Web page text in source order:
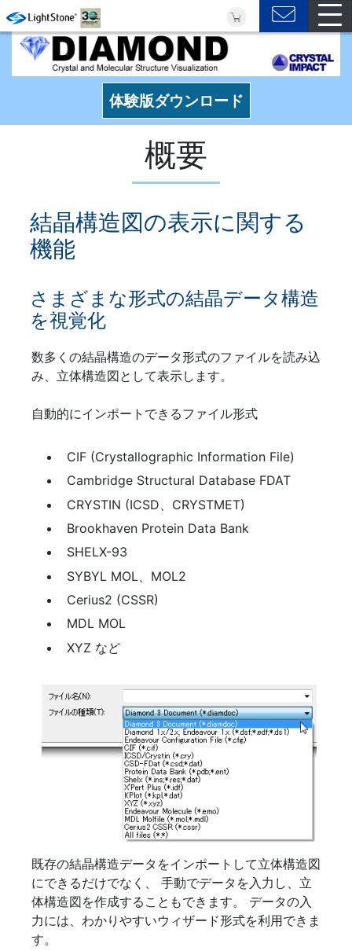
体験版ダウンロード
概要
結晶構造図の表示に関する
機能
さまざまな形式の結晶データ構造
を視覚化
数多くの結晶構造のデータ形式のファイルを読み込
み、立体構造図として表示します。
自動的にインポートできるファイル形式
CIF (Crystallographic Information File)
Cambridge Structural Database FDAT
CRYSTIN (ICSD、CRYSTMET)
Brookhaven Protein Data Bank
SHELX-93
SYBYL MOL、MOL2
Cerius2 (CSSR)
MDL MOL
XYZ など
既存の結晶構造データをインポートして立体構造図
にできるだけでなく、 手動でデータを入力し、立
体構造図を作成することもできます。 データの入
力には、わかりやすいウィザード形式を利用できま
す。